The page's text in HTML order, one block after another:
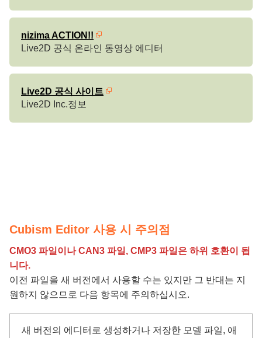
nizima ACTION!!
Live2D 공식 온라인 동영상 에디터
Live2D 공식 사이트
Live2D Inc.정보
Cubism Editor 사용 시 주의점
CMO3 파일이나 CAN3 파일, CMP3 파일은 하위 호환이 됩
니다.
이전 파일을 새 버전에서 사용할 수는 있지만 그 반대는 지
원하지 않으므로 다음 항목에 주의하십시오.
새 버전의 에디터로 생성하거나 저장한 모델 파일, 애